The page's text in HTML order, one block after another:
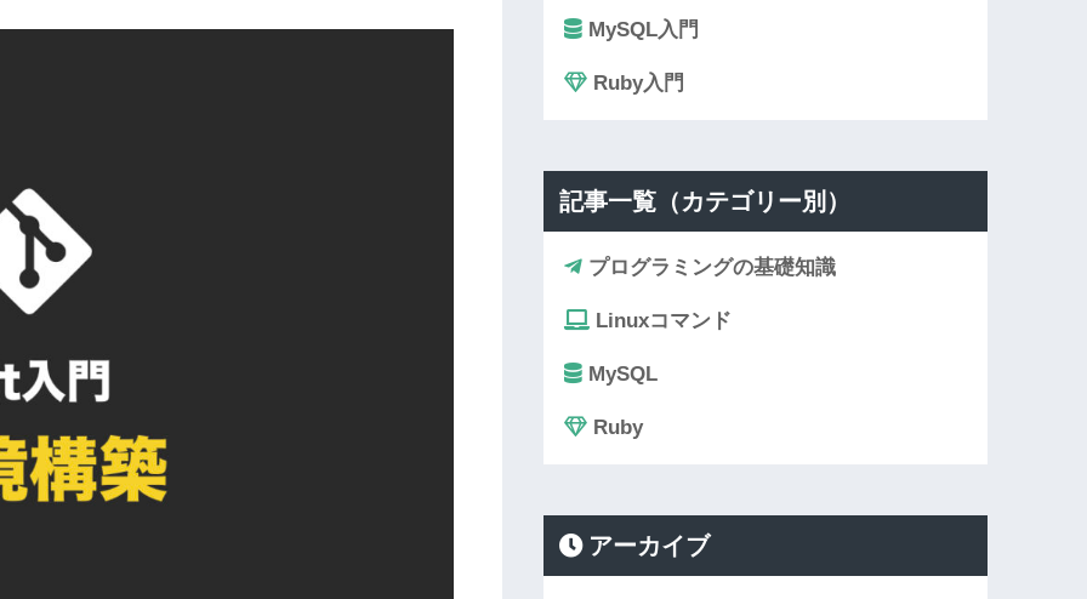
MySQL入門
Ruby入門
記事一覧（カテゴリー別）
プログラミングの基礎知識
Linuxコマンド
MySQL
Ruby
アーカイブ